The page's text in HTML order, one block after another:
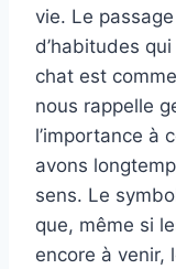
vie. Le
d’habitudes qui
chat est
nous rappelle
l’importance à
avons
sens. Le
que, même si
encore à venir,